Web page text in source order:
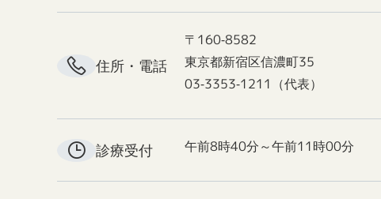
住所・電話
〒160-8582
東京都新宿区信濃町35
03-3353-1211（代表）
診療受付 午前8時40分～午前11時00分